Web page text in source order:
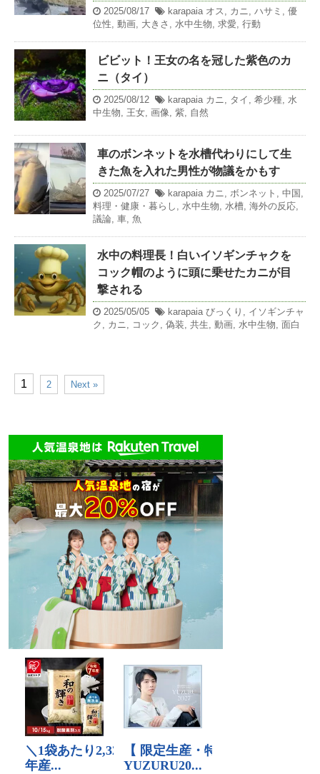
2025/08/17 karapaia オス , カニ, ハサミ , 優
位性, 動画, 大きさ , 水中生物, 求愛, 行動
ビビット！王女の名を冠した紫色のカ
ニ（タイ）
2025/08/12 karapaia カニ, タイ , 希少種, 水
中生物, 王女, 画像, 紫, 自然
車のボンネットを水槽代わりにして生
きた魚を入れた男性が物議をかもす
2025/07/27 karapaia カニ, ボンネット , 中国 ,
料理・健康・暮らし , 水中生物, 水槽, 海外の反応,
議論, 車, 魚
水中の料理長！白いイソギンチャクを
コック帽のように頭に乗せたカニが目
撃される
2025/05/05 karapaia びっくり , イソギンチャ
ク , カニ, コック , 偽装, 共生, 動画, 水中生物, 面白
1 2 Next »